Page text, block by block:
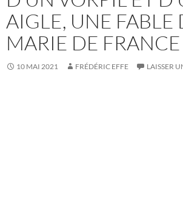
AIGLE, UNE FABLE
MARIE DE FRANCE
10 MAI 2021 FRÉDÉRIC EFFE LAISSER